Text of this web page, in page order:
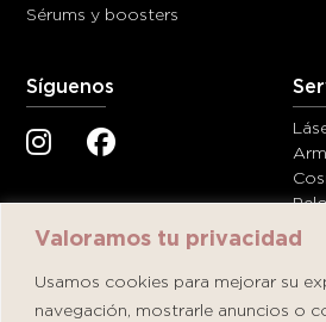
Valoramos tu privacidad
Usamos cookies para mejorar su
navegación, mostrarle anuncios o
Sérums y boosters
Síguenos
Ayuda
Términos y condiciones